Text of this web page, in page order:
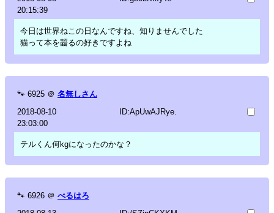
20:15:39
今日は世界ねこの日なんですね、知りませんでした
猫って本を齧るの好きですよね
🐾 6925 ＠ 名無しさん
2018-08-10
23:03:00
ID:ApUwAJRye.
テルくん何kgになったのかな？
🐾 6926 ＠ べるはろ